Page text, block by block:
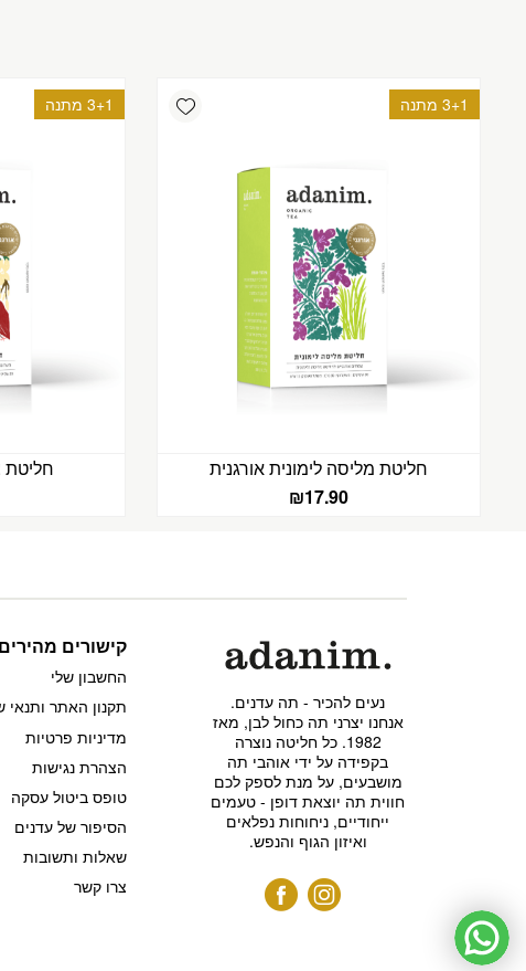
Add wishlist 3+1 מתנה
חליטת מליסה לימונית אורגנית
₪17.90
3+1 מתנה
חליטת
קישורים מהירים
החשבון שלי
תקנון האתר ותנאי
מדיניות פרטיות
הצהרת נגישות
טופס ביטול עסקה
הסיפור של עדנים
שאלות ותשובות
צרו קשר
נעים להכיר - תה עדנים.
אנחנו יצרני תה כחול לבן, מאז
1982. כל חליטה נוצרה
בקפידה על ידי אוהבי תה
מושבעים, על מנת לספק לכם
חווית תה יוצאת דופן - טעמים
ייחודיים, ניחוחות נפלאים
ואיזון הגוף והנפש.